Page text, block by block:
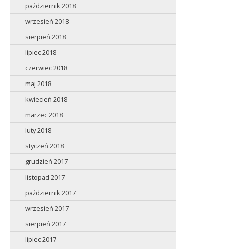
październik 2018
wrzesień 2018
sierpień 2018
lipiec 2018
czerwiec 2018
maj 2018
kwiecień 2018
marzec 2018
luty 2018
styczeń 2018
grudzień 2017
listopad 2017
październik 2017
wrzesień 2017
sierpień 2017
lipiec 2017